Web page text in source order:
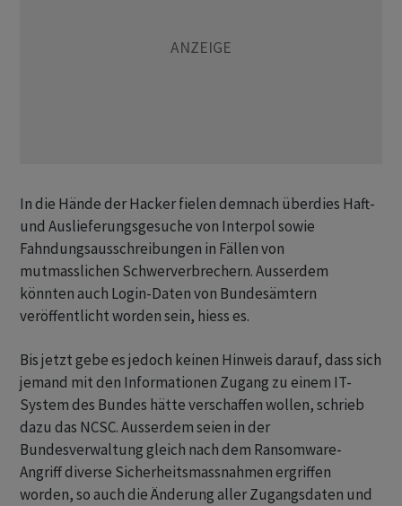
In die Hände der Hacker fielen demnach überdies Haft-
und Auslieferungsgesuche von Interpol sowie
Fahndungsausschreibungen in Fällen von
mutmasslichen Schwerverbrechern. Ausserdem
könnten auch Login-Daten von Bundesämtern
veröffentlicht worden sein, hiess es.
Bis jetzt gebe es jedoch keinen Hinweis darauf, dass sich
jemand mit den Informationen Zugang zu einem IT-
System des Bundes hätte verschaffen wollen, schrieb
dazu das NCSC. Ausserdem seien in der
Bundesverwaltung gleich nach dem Ransomware-
Angriff diverse Sicherheitsmassnahmen ergriffen
worden, so auch die Änderung aller Zugangsdaten und